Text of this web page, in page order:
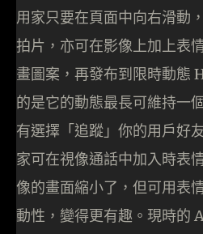
用家只要在頁面中向右滑動
拍片，亦可在影像上加上表
畫圖案，再發布到限時動態
的是它的動態最長可維持一
有選擇「追蹤」你的用戶好
家可在視像通話中加入時表
像的畫面縮小了，但可用表
動性，變得更有趣。現時的